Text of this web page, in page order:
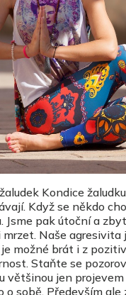
Kondice
Když se někdo
pak útoční a
Naše
možné brát i z
Staňte se
většinou jen
sobě. Především